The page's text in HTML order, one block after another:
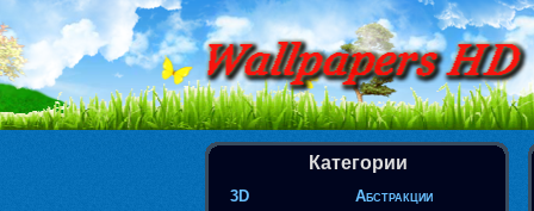
Категории
3D
Абстракции